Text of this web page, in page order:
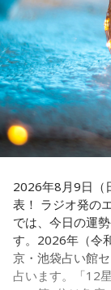
天使も悪魔も、
っておくことが
れません。
■監修者プロフィ
池袋占い館セレ
人の想いを捉え
命、宿曜占星術
結婚、離別など
Webサイト：
YouTube：
ペナントレース
て勝負の夏とな
に注目が集まる。
『ニッポン放送
のアニバーサリ
がスペシャルゲ
ーにとって嬉し
実施する。
■髙津臣吾 コ
2026年8月9日（
表！ ラジオ発の
では、今日の運
す。2026年（令
京・池袋占い館
占います。「12